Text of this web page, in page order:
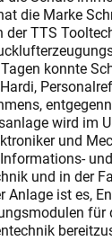
die Marke
der TTS
konnte
wird im
und
und
und in der
Anlage ist es,
für